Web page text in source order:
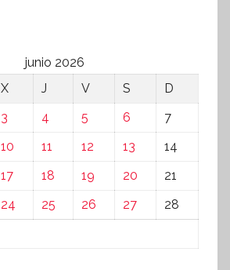
junio 2026
X J V S
D
3 4 5 6
7
10 11 12 13
14
17 18 19 20
21
24 25 26 27
28